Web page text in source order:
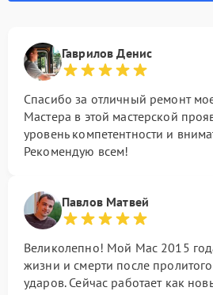
Гаврилов Денис
Спасибо за отличный ремонт
Мастера в этой мастерской
уровень компетентности и
Рекомендую всем!
Павлов Матвей
Великолепно! Мой Mac 2015
жизни и смерти после
ударов. Сейчас работает как